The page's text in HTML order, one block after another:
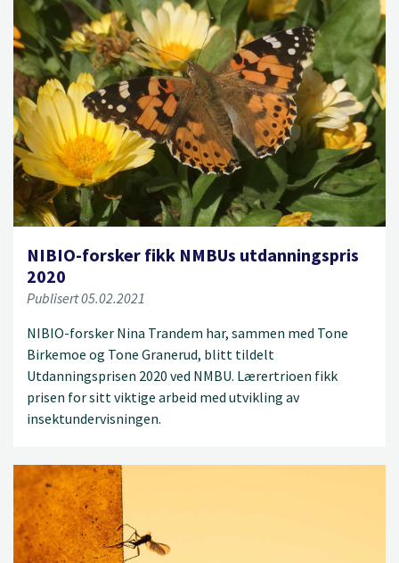
NIBIO-forsker fikk NMBUs utdanningspris
2020
Publisert 05.02.2021
NIBIO-forsker Nina Trandem har, sammen med Tone
Birkemoe og Tone Granerud, blitt tildelt
Utdanningsprisen 2020 ved NMBU. Lærertrioen fikk
prisen for sitt viktige arbeid med utvikling av
insektundervisningen.